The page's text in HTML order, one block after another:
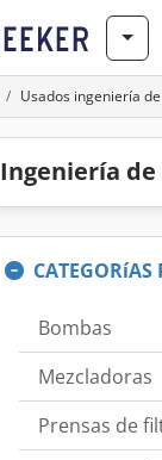
Usados ingeniería
Ingeniería de
CATEGORíAS
Bombas
Mezcladoras
Prensas de